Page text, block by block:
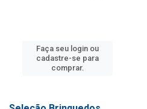
Faça seu login ou
cadastre-se para
comprar.